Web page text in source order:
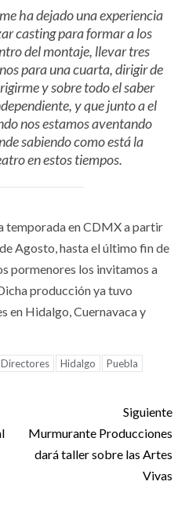
ha dejado una experiencia
casting para formar a los
del montaje, llevar tres
para una cuarta, dirigir de
y sobre todo el saber
y que junto a el
nos estamos aventando
sabiendo como está la
en estos tiempos.
temporada en CDMX a partir
Agosto, hasta el último fin de
pormenores los invitamos a
producción ya tuvo
en Hidalgo, Cuernavaca y
Directores Hidalgo
Puebla
Siguiente
Murmurante Producciones
dará taller sobre las Artes
Vivas